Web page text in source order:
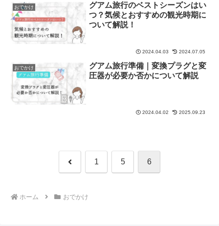
おでかけ
グアム旅行のベストシーズンはい
つ？気候とおすすめの観光時期に
ついて解説！
2024.04.03 2024.07.05
おでかけ
グアム旅行準備｜変換プラグと変
圧器が必要か否かについて解説
2024.04.02 2025.09.23
前 1 5 6
ホーム おでかけ